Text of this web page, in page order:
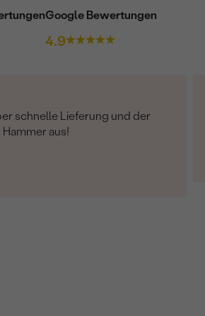
Google Bewertungen
4.9
schnelle Lieferung und der
aus!